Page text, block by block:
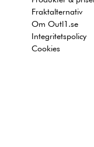
Fraktalternativ
Om Outl1.se
Integritetspolicy
Cookies